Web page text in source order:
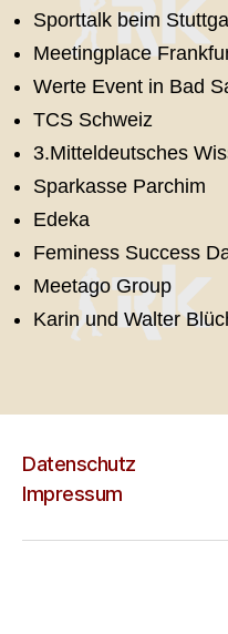
Sporttalk beim
Meetingplace
Werte Event in Bad
TCS Schweiz
3.Mitteldeutsches
Sparkasse Parchim
Edeka
Feminess Success
Meetago Group
Karin und Walter
Datenschutz
Impressum